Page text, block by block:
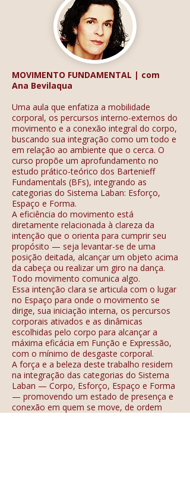
MOVIMENTO FUNDAMENTAL | com
Ana Bevilaqua
Uma aula que enfatiza a mobilidade
corporal, os percursos interno-externos do
movimento e a conexão integral do corpo,
buscando sua integração como um todo e
em relação ao ambiente que o cerca. O
curso propõe um aprofundamento no
estudo prático-teórico dos Bartenieff
Fundamentals (BFs), integrando as
categorias do Sistema Laban: Esforço,
Espaço e Forma.
A eficiência do movimento está
diretamente relacionada à clareza da
intenção que o orienta para cumprir seu
propósito — seja levantar-se de uma
posição deitada, alcançar um objeto acima
da cabeça ou realizar um giro na dança.
Todo movimento comunica algo.
Essa intenção clara se articula com o lugar
no Espaço para onde o movimento se
dirige, sua iniciação interna, os percursos
corporais ativados e as dinâmicas
escolhidas pelo corpo para alcançar a
máxima eficácia em Função e Expressão,
com o mínimo de desgaste corporal.
A força e a beleza deste trabalho residem
na integração das categorias do Sistema
Laban — Corpo, Esforço, Espaço e Forma
— promovendo um estado de presença e
conexão em quem se move, de ordem